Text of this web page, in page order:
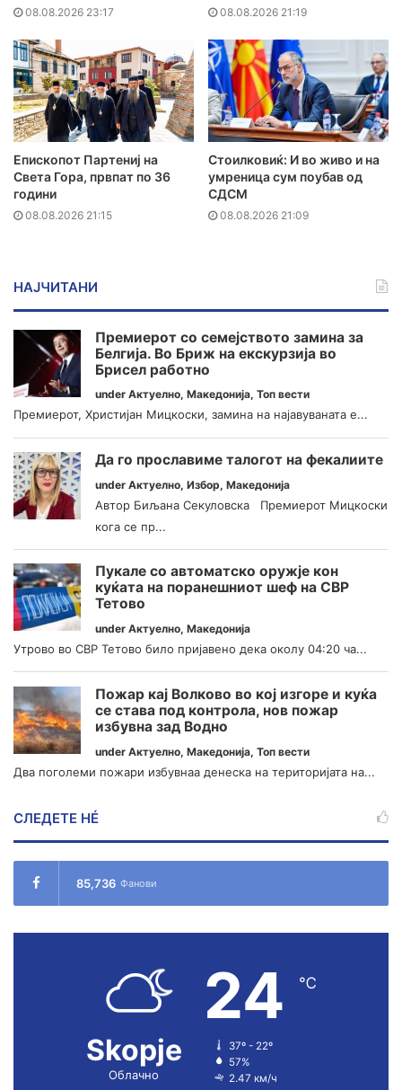
08.08.2026 23:17 08.08.2026 21:19
Епископот Партениј на
Света Гора, првпат по 36
години
08.08.2026 21:15
Стоилковиќ: И во живо и на
умреница сум поубав од
СДСМ
08.08.2026 21:09
НАЈЧИТАНИ
Премиерот со семејството замина за
Белгија. Во Бриж на екскурзија во
Брисел работно
under Актуелно, Македонија, Топ вести
Премиерот, Христијан Мицкоски, замина на најавуваната е...
Да го прославиме талогот на фекалиите
under Актуелно, Избор, Македонија
Автор Биљана Секуловска Премиерот Мицкоски
кога се пр...
Пукале со автоматско оружје кон
куќата на поранешниот шеф на СВР
Тетово
under Актуелно, Македонија
Утрово во СВР Тетово било пријавено дека околу 04:20 ча...
Пожар кај Волково во кој изгоре и куќа
се става под контрола, нов пожар
избувна зад Водно
under Актуелно, Македонија, Топ вести
Два поголеми пожари избувнаа денеска на територијата на...
СЛЕДЕТЕ НÉ
85,736 Фанови
Skopje
Облачно
24 ℃
37º - 22º
57%
2.47 км/ч